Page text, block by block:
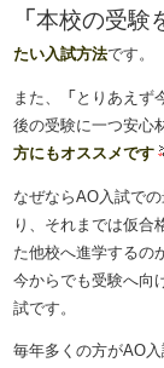
「本校の受験
たい入試方法です。
また、 「とりあえず
後の受験に一つ安心
方にもオススメです
なぜならAO入試で
り、それまでは仮合
た他校へ進学するの
今からでも受験へ向
試です。
毎年多くの方がAO